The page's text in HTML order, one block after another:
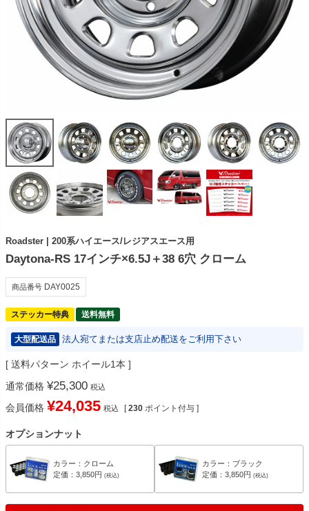
Roadster | 200系ハイエース/レジアスエース用
Daytona-RS 17インチ×6.5J＋38 6穴 クローム
商品番号 DAY0025
ステッカー特典 送料無料
大型配送品 法人宛てまたは支店止め配送をご利用下さい
送料パターン ホイール1本
通常価格 ¥25,300 税込
会員価格 ¥24,035 税込 [ 230 ポイント付与 ]
オプションナット
カラー：クローム
定価：3,850円 (税込)
カラー：ブラック
定価：3,850円 (税込)